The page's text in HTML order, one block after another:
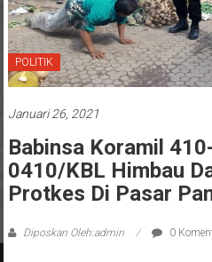
POLITIK
Januari 26, 2021
Babinsa Koramil
0410/KBL Himbau
Protkes Di Pasar
Diposkan Oleh:admin 0